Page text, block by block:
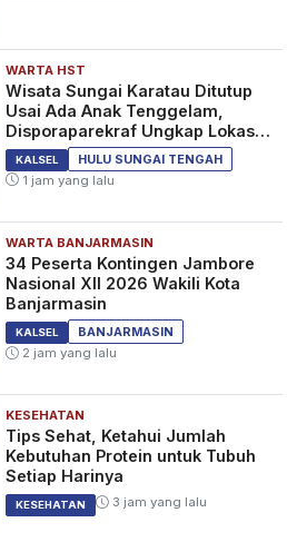
WARTA HST
Wisata Sungai Karatau Ditutup
Usai Ada Anak Tenggelam,
Disporaparekraf Ungkap Lokasi
Belum Berizin
KALSEL
HULU SUNGAI TENGAH
1 jam yang lalu
WARTA BANJARMASIN
34 Peserta Kontingen Jambore
Nasional XII 2026 Wakili Kota
Banjarmasin
KALSEL
BANJARMASIN
2 jam yang lalu
KESEHATAN
Tips Sehat, Ketahui Jumlah
Kebutuhan Protein untuk Tubuh
Setiap Harinya
KESEHATAN 3 jam yang lalu